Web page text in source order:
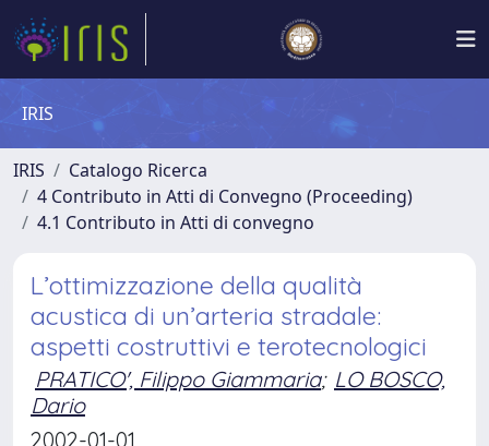
IRIS
IRIS
Catalogo Ricerca
4 Contributo in Atti di Convegno (Proceeding)
4.1 Contributo in Atti di convegno
L’ottimizzazione della qualità
acustica di un’arteria stradale:
aspetti costruttivi e terotecnologici
PRATICO', Filippo Giammaria; LO BOSCO,
Dario
2002-01-01